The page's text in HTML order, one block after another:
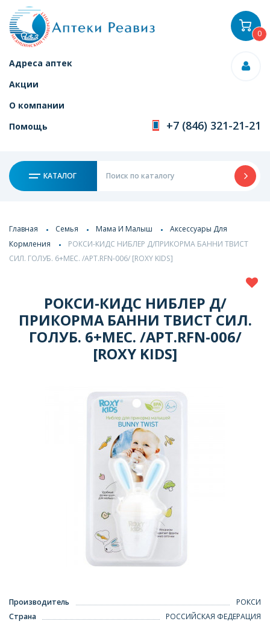
Адреса аптек
Акции
О компании
Помощь
+7 (846) 321-21-21
КАТАЛОГ
0
Главная Семья Мама И Малыш
Аксессуары Для
Кормления
РОКСИ-КИДС НИБЛЕР Д/ПРИКОРМА БАННИ ТВИСТ
СИЛ. ГОЛУБ. 6+МЕС. /АРТ.RFN-006/ [ROXY KIDS]
РОКСИ-КИДС НИБЛЕР Д/
ПРИКОРМА БАННИ ТВИСТ СИЛ.
ГОЛУБ. 6+МЕС. /АРТ.RFN-006/
[ROXY KIDS]
Производитель
РОКСИ
Страна
РОССИЙСКАЯ ФЕДЕРАЦИЯ